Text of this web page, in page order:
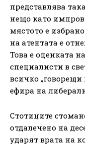
представлява
нещо като
мястото е
на атентата е
Това е оценката
специалисти в
всичко „говорещи
ефира на
Стотиците
отдалечено на
ударят врата на